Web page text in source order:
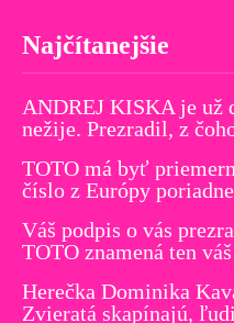
Najčítanejšie
ANDREJ KISKA je už
nežije. Prezradil, z
TOTO má byť
číslo z Európy
Váš podpis o vás
TOTO znamená ten váš
Herečka Dominika
Zvieratá skapínajú,